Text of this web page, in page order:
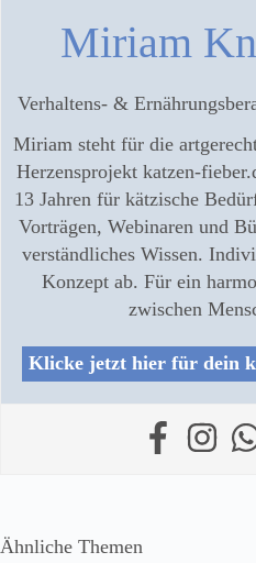
Miriam
Verhaltens- &
Miriam steht für die
Herzensprojekt katzen-
13 Jahren für kätzische
Vorträgen, Webinaren und
verständliches Wissen.
Konzept ab. Für ein
zwischen
Klicke jetzt hier für dein
Ähnliche Themen